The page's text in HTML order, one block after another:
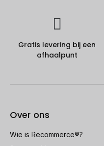
Gratis levering bij een
afhaalpunt
Over ons
Wie is Recommerce®?